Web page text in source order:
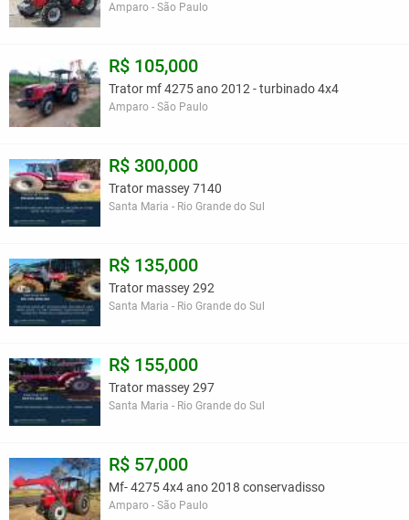
Amparo - São Paulo
R$ 105,000
Trator mf 4275 ano 2012 - turbinado 4x4
Amparo - São Paulo
R$ 300,000
Trator massey 7140
Santa Maria - Rio Grande do Sul
R$ 135,000
Trator massey 292
Santa Maria - Rio Grande do Sul
R$ 155,000
Trator massey 297
Santa Maria - Rio Grande do Sul
R$ 57,000
Mf- 4275 4x4 ano 2018 conservadisso
Amparo - São Paulo